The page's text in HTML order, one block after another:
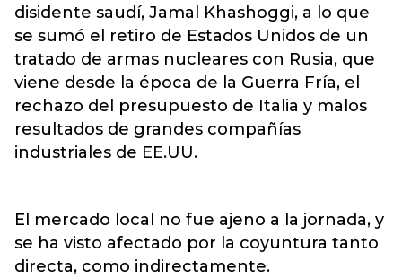
disidente saudí, Jamal Khashoggi, a lo que
se sumó el retiro de Estados Unidos de un
tratado de armas nucleares con Rusia, que
viene desde la época de la Guerra Fría, el
rechazo del presupuesto de Italia y malos
resultados de grandes compañías
industriales de EE.UU.
El mercado local no fue ajeno a la jornada, y
se ha visto afectado por la coyuntura tanto
directa, como indirectamente.